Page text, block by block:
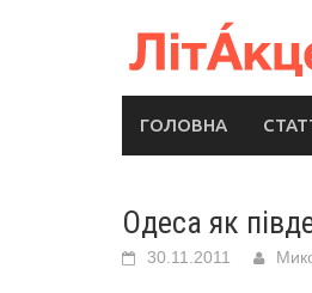
ГОЛОВНА
Одеса як
30.11.2011